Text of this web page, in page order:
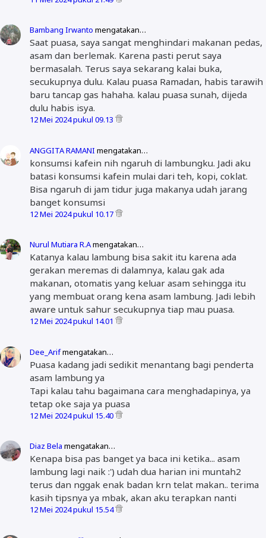
Bambang Irwanto mengatakan…
Saat puasa, saya sangat menghindari makanan pedas,
asam dan berlemak. Karena pasti perut saya
bermasalah. Terus saya sekarang kalai buka,
secukupnya dulu. Kalau puasa Ramadan, habis tarawih
baru tancap gas hahaha. kalau puasa sunah, dijeda
dulu habis isya.
12 Mei 2024 pukul 09.13
ANGGITA RAMANI mengatakan…
konsumsi kafein nih ngaruh di lambungku. Jadi aku
batasi konsumsi kafein mulai dari teh, kopi, coklat.
Bisa ngaruh di jam tidur juga makanya udah jarang
banget konsumsi
12 Mei 2024 pukul 10.17
Nurul Mutiara R.Amengatakan…
Katanya kalau lambung bisa sakit itu karena ada
gerakan meremas di dalamnya, kalau gak ada
makanan, otomatis yang keluar asam sehingga itu
yang membuat orang kena asam lambung. Jadi lebih
aware untuk sahur secukupnya tiap mau puasa.
12 Mei 2024 pukul 14.01
Dee_Arifmengatakan…
Puasa kadang jadi sedikit menantang bagi penderta
asam lambung ya
Tapi kalau tahu bagaimana cara menghadapinya, ya
tetap oke saja ya puasa
12 Mei 2024 pukul 15.40
Diaz Bela mengatakan…
Kenapa bisa pas banget ya baca ini ketika... asam
lambung lagi naik :') udah dua harian ini muntah2
terus dan nggak enak badan krn telat makan.. terima
kasih tipsnya ya mbak, akan aku terapkan nanti
12 Mei 2024 pukul 15.54